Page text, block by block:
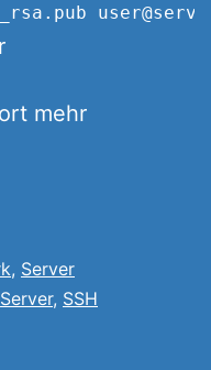
mehr
, Server
Server, SSH